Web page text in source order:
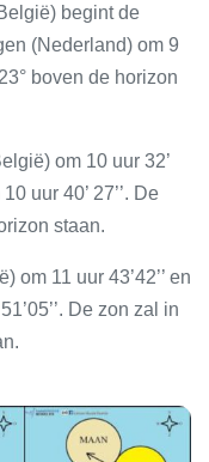
begint de
(Nederland) om 9
boven de horizon
om 10 uur 32’
uur 40’ 27’’. De
staan.
11 uur 43’42’’ en
De zon zal in